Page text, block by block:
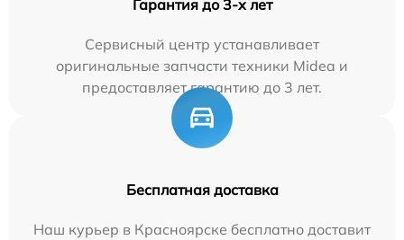
Гарантия до 3-х лет
Сервисный центр устанавливает
оригинальные запчасти техники Midea и
предоставляет гарантию до 3 лет.
Бесплатная доставка
Наш курьер в Красноярске бесплатно доставит